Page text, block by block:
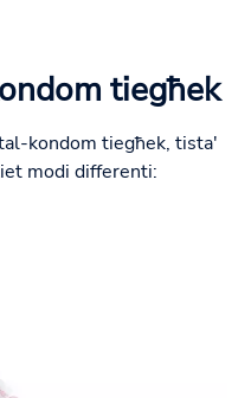
tiegħek
kondom tiegħek, tista'
modi differenti: